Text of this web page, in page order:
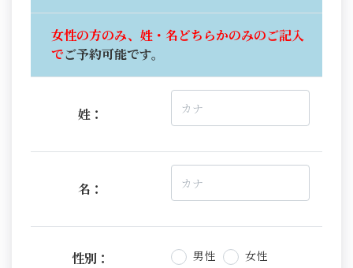
女性の方のみ、姓・名どちらかのみのご記入
でご予約可能です。
姓：
名：
性別： 男性 女性